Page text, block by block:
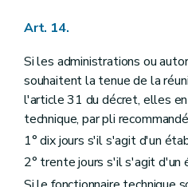
Art. 14.
Si les administrations ou
souhaitent la tenue de la
l'article 31 du décret, elles
technique, par pli
1° dix jours s'il s'agit d'un
2° trente jours s'il s'agit d'un